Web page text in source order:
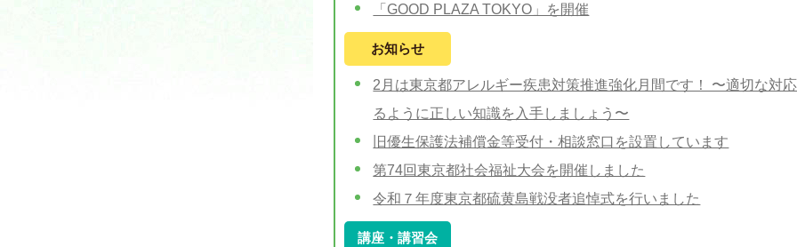
「GOOD PLAZA TOKYO」を開催
お知らせ
2月は東京都アレルギー疾患対策推進強化月間です！ 〜適切な対
るように正しい知識を入手しましょう〜
旧優生保護法補償金等受付・相談窓口を設置しています
第74回東京都社会福祉大会を開催しました
令和７年度東京都硫黄島戦没者追悼式を行いました
講座・講習会